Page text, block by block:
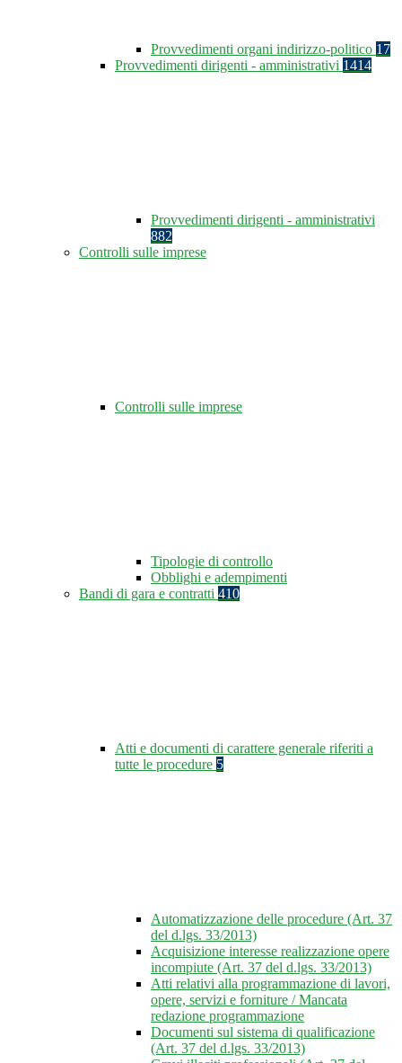
Provvedimenti organi indirizzo-politico 17
Provvedimenti dirigenti - amministrativi 1414
Provvedimenti dirigenti - amministrativi
882
Controlli sulle imprese
Controlli sulle imprese
Tipologie di controllo
Obblighi e adempimenti
Bandi di gara e contratti 410
Atti e documenti di carattere generale riferiti a
tutte le procedure 5
Automatizzazione delle procedure (Art. 37
del d.lgs. 33/2013)
Acquisizione interesse realizzazione opere
incompiute (Art. 37 del d.lgs. 33/2013)
Atti relativi alla programmazione di lavori,
opere, servizi e forniture / Mancata
redazione programmazione
Documenti sul sistema di qualificazione
(Art. 37 del d.lgs. 33/2013)